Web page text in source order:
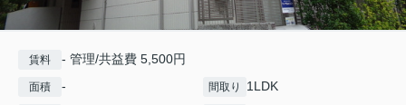
賃料 - 管理/共益費 5,500円
面積 - 間取り 1LDK